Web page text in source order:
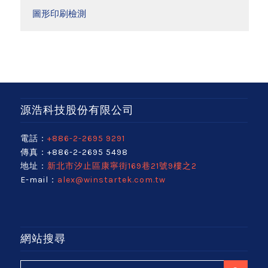
圖形印刷檢測
源浩科技股份有限公司
電話： +886-2-2695 9291
傳真：+886-2-2695 5498
地址： 新北市汐止區康寧街169巷21號9樓之2
E-mail： alex@winstartek.com.tw
網站搜尋